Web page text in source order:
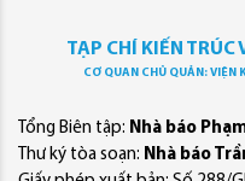
TẠP CHÍ KIẾN
CƠ QUAN CHỦ QUẢN: VIỆN
Tổng Biên tập: Nhà báo
Thư ký tòa soạn: Nhà báo